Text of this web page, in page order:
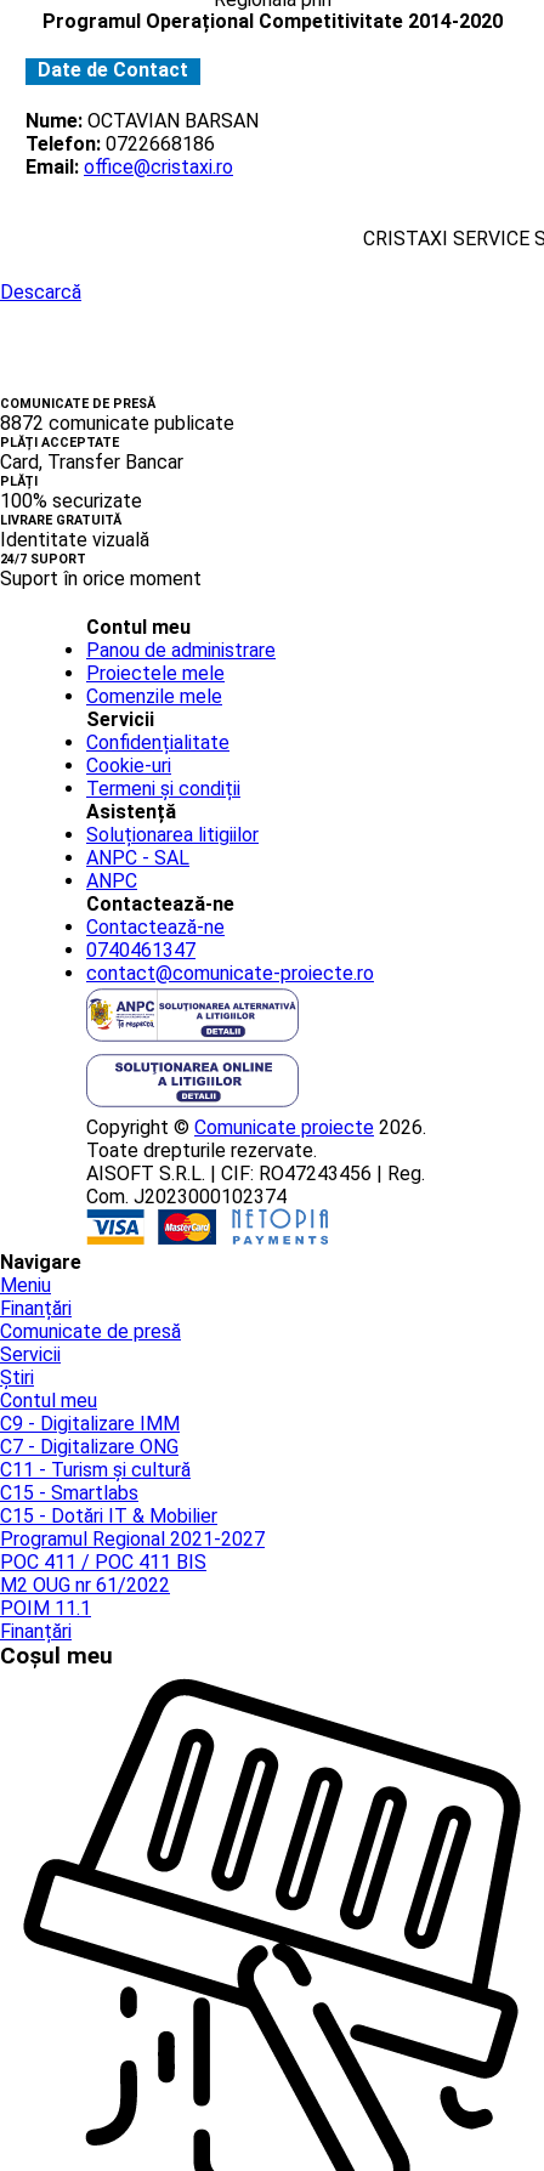
Programul Operațional Competitivitate 2014-2020
Date de Contact
Nume: OCTAVIAN BARSAN
Telefon: 0722668186
Email: office@cristaxi.ro
CRISTAXI SERVICE
Descarcă
COMUNICATE DE PRESĂ
8872 comunicate publicate
PLĂȚI ACCEPTATE
Card, Transfer Bancar
PLĂȚI
100% securizate
LIVRARE GRATUITĂ
Identitate vizuală
24/7 SUPORT
Suport în orice moment
Contul meu
Panou de administrare
Proiectele mele
Comenzile mele
Servicii
Confidențialitate
Cookie-uri
Termeni și condiții
Asistență
Soluționarea litigiilor
ANPC - SAL
ANPC
Contactează-ne
Contactează-ne
0740461347
contact@comunicate-proiecte.ro
Copyright © Comunicate proiecte 2026.
Toate drepturile rezervate.
AISOFT S.R.L. | CIF: RO47243456 | Reg.
Com. J2023000102374
Navigare
Meniu
Finanțări
Comunicate de presă
Servicii
Știri
Contul meu
C9 - Digitalizare IMM
C7 - Digitalizare ONG
C11 - Turism și cultură
C15 - Smartlabs
C15 - Dotări IT & Mobilier
Programul Regional 2021-2027
POC 411 / POC 411 BIS
M2 OUG nr 61/2022
POIM 11.1
Finanțări
Coșul meu